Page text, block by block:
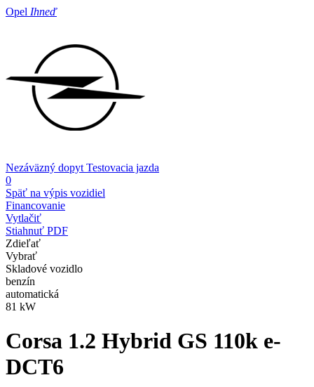
Opel Ihneď
Nezáväzný dopyt Testovacia jazda
0
Späť na výpis vozidiel
Financovanie
Vytlačiť
Stiahnuť PDF
Zdieľať
Vybrať
Skladové vozidlo
benzín
automatická
81 kW
Corsa 1.2 Hybrid GS 110k e-
DCT6